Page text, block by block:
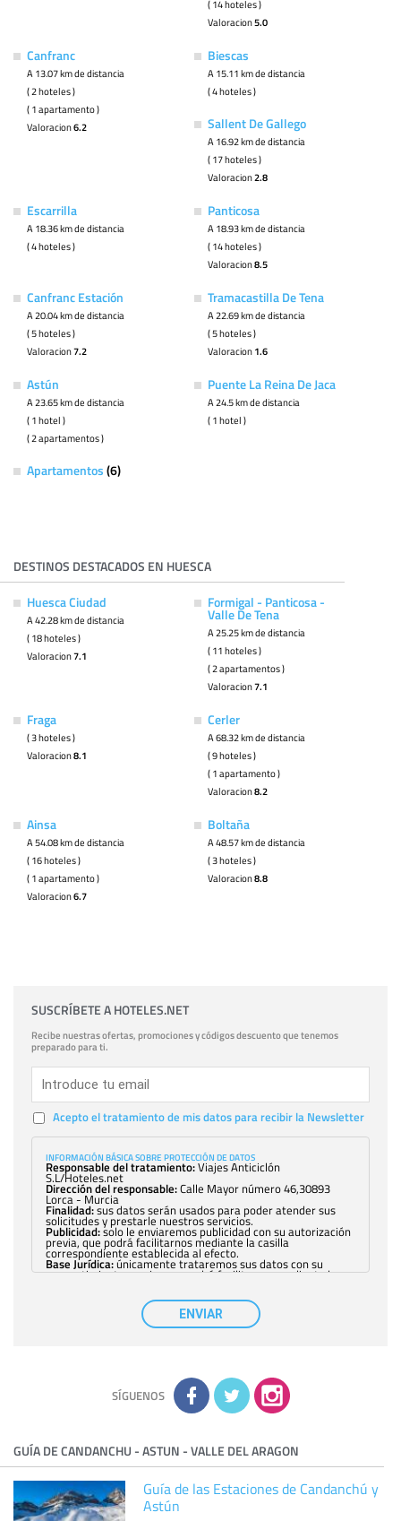
( 14 hoteles )
Valoracion5.0
Canfranc
A 13.07 km de distancia
( 2 hoteles )
( 1 apartamento )
Valoracion6.2
Biescas
A 15.11 km de distancia
( 4 hoteles )
Sallent De Gallego
A 16.92 km de distancia
( 17 hoteles )
Valoracion2.8
Escarrilla
A 18.36 km de distancia
( 4 hoteles )
Panticosa
A 18.93 km de distancia
( 14 hoteles )
Valoracion8.5
Canfranc Estación
A 20.04 km de distancia
( 5 hoteles )
Valoracion7.2
Tramacastilla De Tena
A 22.69 km de distancia
( 5 hoteles )
Valoracion 1.6
Astún
A 23.65 km de distancia
( 1 hotel )
( 2 apartamentos )
Puente La Reina De Jaca
A 24.5 km de distancia
( 1 hotel )
Apartamentos (6)
DESTINOS DESTACADOS EN HUESCA
Huesca Ciudad
A 42.28 km de distancia
( 18 hoteles )
Valoracion7.1
Formigal - Panticosa -
Valle De Tena
A 25.25 km de distancia
( 11 hoteles )
( 2 apartamentos )
Valoracion7.1
Fraga
( 3 hoteles )
Valoracion8.1
Cerler
A 68.32 km de distancia
( 9 hoteles )
( 1 apartamento )
Valoracion8.2
Ainsa
A 54.08 km de distancia
( 16 hoteles )
( 1 apartamento )
Valoracion6.7
Boltaña
A 48.57 km de distancia
( 3 hoteles )
Valoracion8.8
SUSCRÍBETE A HOTELES.NET
Recibe nuestras ofertas, promociones y códigos descuento que tenemos
preparado para ti.
Acepto el tratamiento de mis datos para recibir la Newsletter
INFORMACIÓN BÁSICA SOBRE PROTECCIÓN DE DATOS
Responsable del tratamiento:Viajes Anticiclón
S.L/Hoteles.net
Dirección del responsable:Calle Mayor número 46,30893
Lorca - Murcia
Finalidad:sus datos serán usados para poder atender sus
solicitudes y prestarle nuestros servicios.
Publicidad:solo le enviaremos publicidad con su autorización
previa, que podrá facilitarnos mediante la casilla
correspondiente establecida al efecto.
Base Jurídica:únicamente trataremos sus datos con su
consentimiento previo, que podrá facilitarnos mediante la
con carácter general, sólo el personal de
nuestra entidad que esté debidamente autorizado podrá
tener conocimiento de la información que le pedimos. No se
comunicarán datos a terceros.
adicional y detallada sobre cómo tratamos sus datos en la
política de privacidad
ENVIAR
SÍGUENOS
GUÍA DE CANDANCHU - ASTUN - VALLE DEL ARAGON
Guía de las Estaciones de Candanchú y
Astún